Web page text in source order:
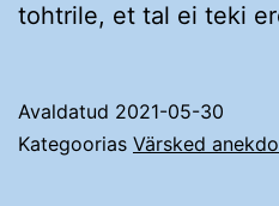
tohtrile, et tal ei teki
Avaldatud 2021-05-30
Kategoorias Värsked